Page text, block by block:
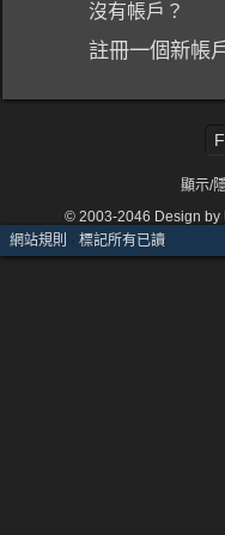
沒有帳戶？
註冊一個新帳
顯示/
© 2003-2046 Design
網站規則 · 標記所有已讀